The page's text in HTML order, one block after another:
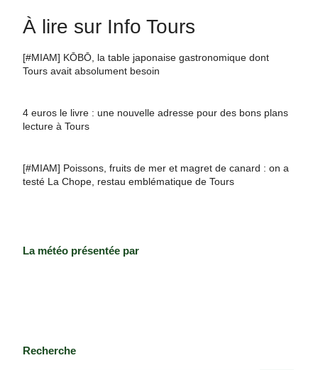
À lire sur Info Tours
[#MIAM] KŌBŌ, la table japonaise gastronomique dont
Tours avait absolument besoin
4 euros le livre : une nouvelle adresse pour des bons plans
lecture à Tours
[#MIAM] Poissons, fruits de mer et magret de canard : on a
testé La Chope, restau emblématique de Tours
La météo présentée par
Recherche